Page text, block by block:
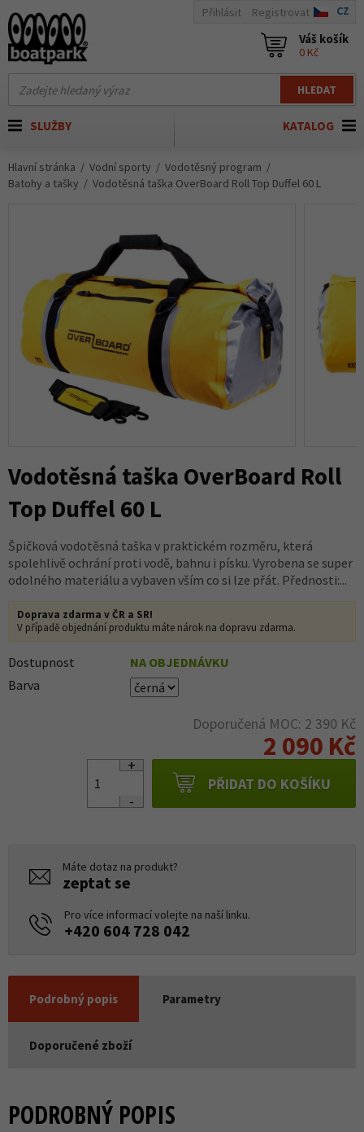
HLEDAT
Přihlásit Registrovat CZ
Váš košík
0 Kč
KATALOG
SLUŽBY
Hlavní stránka Vodní sporty
Vodotěsný program
Batohy a tašky
Vodotěsná taška OverBoard Roll Top Duffel 60 L
Vodotěsná taška OverBoard Roll
Top Duffel 60 L
Špičková vodotěsná taška v praktickém rozměru, která
spolehlivě ochrání proti vodě, bahnu i písku. Vyrobena se super
odolného materiálu a vybaven vším co si lze přát. Přednosti:...
Doprava zdarma v ČR a SR!
V případě objednání produktu máte nárok na dopravu zdarma.
Dostupnost
NA OBJEDNÁVKU
Barva
Doporučená MOC: 2 390 Kč
2 090 Kč
PŘIDAT DO KOŠÍKU
Máte dotaz na produkt?
zeptat se
Pro více informací volejte na naší linku.
+420 604 728 042
Podrobný popis Parametry
Doporučené zboží
PODROBNÝ POPIS